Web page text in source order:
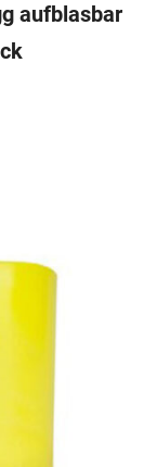
aufblasbar